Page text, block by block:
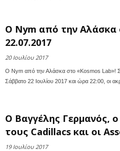
Ο Nym από την Αλάσκα
22.07.2017
20 Ιουλίου 2017
Ο Nym από την Αλάσκα στο «Kosmos Lab»!
Σάββατο 22 Ιουλίου 2017 και ώρα 22:00, οι
Ο Βαγγέλης Γερμανός,
τους Cadillacs και οι
19 Ιουλίου 2017